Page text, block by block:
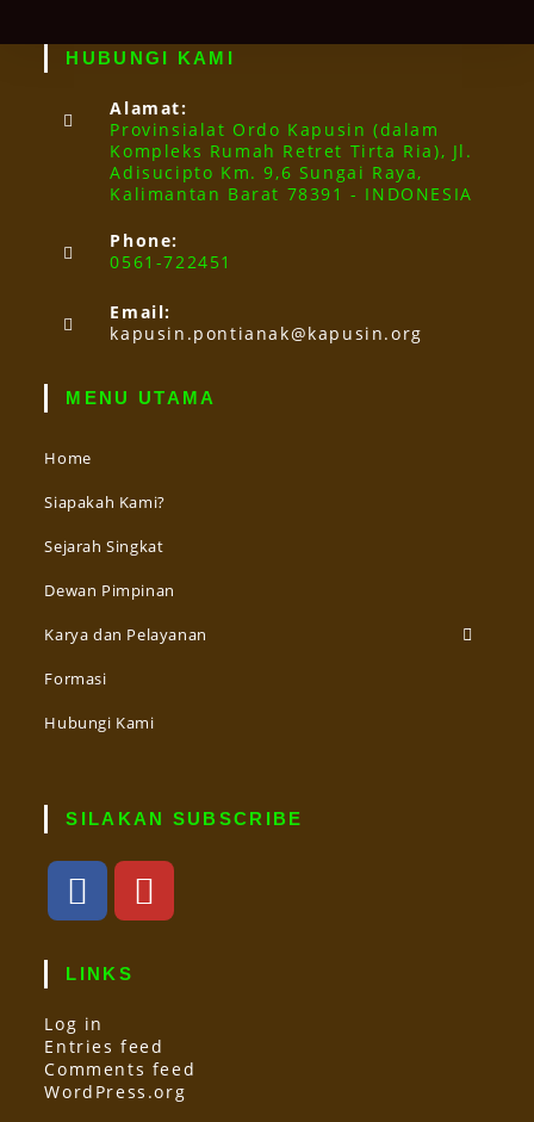
HUBUNGI KAMI
Alamat:
Provinsialat Ordo Kapusin (dalam
Kompleks Rumah Retret Tirta Ria), Jl.
Adisucipto Km. 9,6 Sungai Raya,
Kalimantan Barat 78391 - INDONESIA
Phone:
0561-722451
Email:
kapusin.pontianak@kapusin.org
MENU UTAMA
Home
Siapakah Kami?
Sejarah Singkat
Dewan Pimpinan
Karya dan Pelayanan
Formasi
Hubungi Kami
SILAKAN SUBSCRIBE
LINKS
Log in
Entries feed
Comments feed
WordPress.org